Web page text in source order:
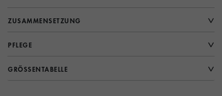
ZUSAMMENSETZUNG
PFLEGE
GRÖSSENTABELLE